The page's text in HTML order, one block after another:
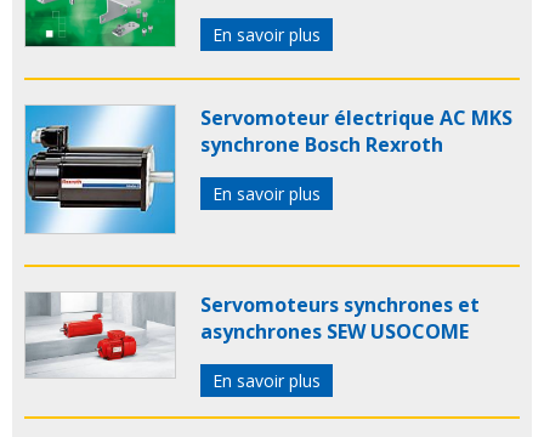
En savoir plus
Servomoteur électrique AC MKS
synchrone Bosch Rexroth
En savoir plus
Servomoteurs synchrones et
asynchrones SEW USOCOME
En savoir plus